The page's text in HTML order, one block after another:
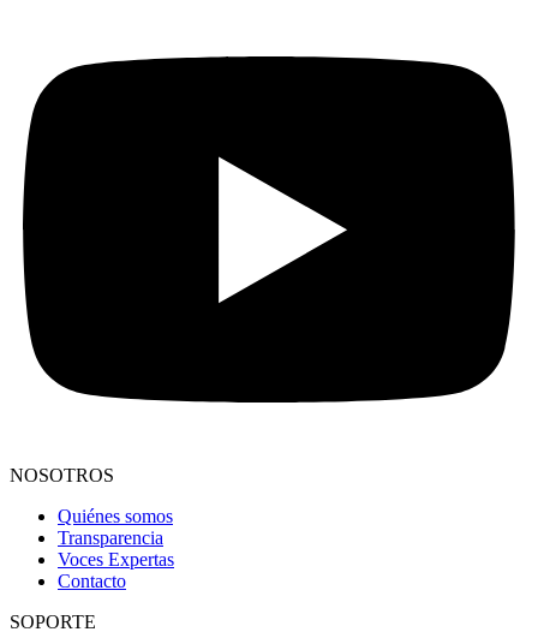
NOSOTROS
Quiénes somos
Transparencia
Voces Expertas
Contacto
SOPORTE